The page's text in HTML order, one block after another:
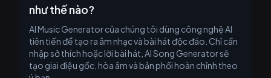
như thế nào?
AI Music Generator của chúng tôi dùng công nghệ AI
tiên tiến để tạo ra âm nhạc và bài hát độc đáo. Chỉ cần
nhập sở thích hoặc lời bài hát, AI Song Generator sẽ
tạo giai điệu gốc, hòa âm và bản phối hoàn chỉnh theo